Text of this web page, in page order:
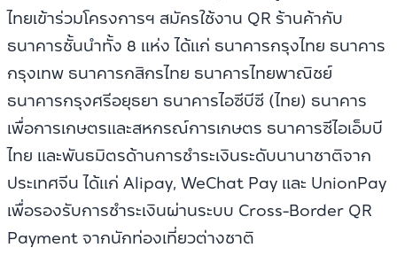
ไทยเข้าร่วมโครงการฯ สมัครใช้งาน QR ร้านค้ากับ
ธนาคารชั้นนำทั้ง 8 แห่ง ได้แก่ ธนาคารกรุงไทย ธนาคาร
กรุงเทพ ธนาคารกสิกรไทย ธนาคารไทยพาณิชย์
ธนาคารกรุงศรีอยุธยา ธนาคารไอซีบีซี (ไทย) ธนาคาร
เพื่อการเกษตรและสหกรณ์การเกษตร ธนาคารซีไอเอ็มบี
ไทย และพันธมิตรด้านการชำระเงินระดับนานาชาติจาก
ประเทศจีน ได้แก่ Alipay, WeChat Pay และ UnionPay
เพื่อรองรับการชำระเงินผ่านระบบ Cross-Border QR
Payment จากนักท่องเที่ยวต่างชาติ